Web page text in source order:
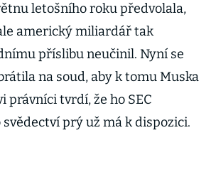
letošního roku předvolala,
americký miliardář tak
příslibu neučinil. Nyní se
na soud, aby k tomu Muska
právníci tvrdí, že ho SEC
svědectví prý už má k dispozici.